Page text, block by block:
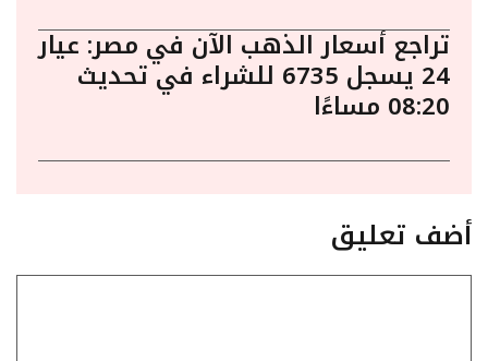
تراجع أسعار الذهب الآن في مصر: عيار
24 يسجل 6735 للشراء في تحديث
08:20 مساءًا
أضف تعليق